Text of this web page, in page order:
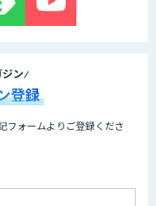
ン
登録
フォームよりご登録くださ